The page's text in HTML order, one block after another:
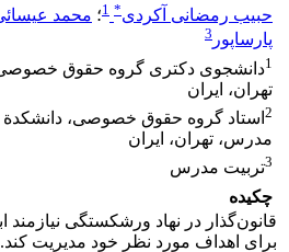
حبیب رمضانی آکردی*
1؛ محمد
پارساپور 3
1دانشجوی دکتری گروه حقوق
تهران، ایران
2 استاد گروه حقوق خصوصی، دانشکدة
مدرس، تهران، ایران
3تربیت مدرس
چکیده
قانون‌گذار در نهاد ورشکستگی نیازمند
برای اهداف مورد نظر خود مدیریت